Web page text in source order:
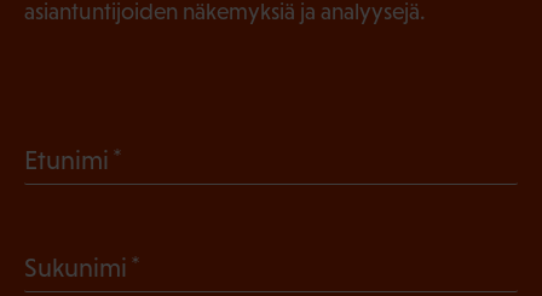
asiantuntijoiden näkemyksiä ja analyysejä.
Etunimi
Sukunimi